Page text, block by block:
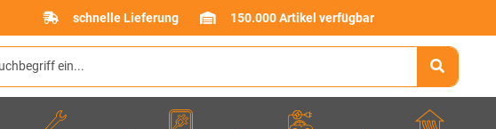
schnelle Lieferung 150.000 Artikel verfügbar